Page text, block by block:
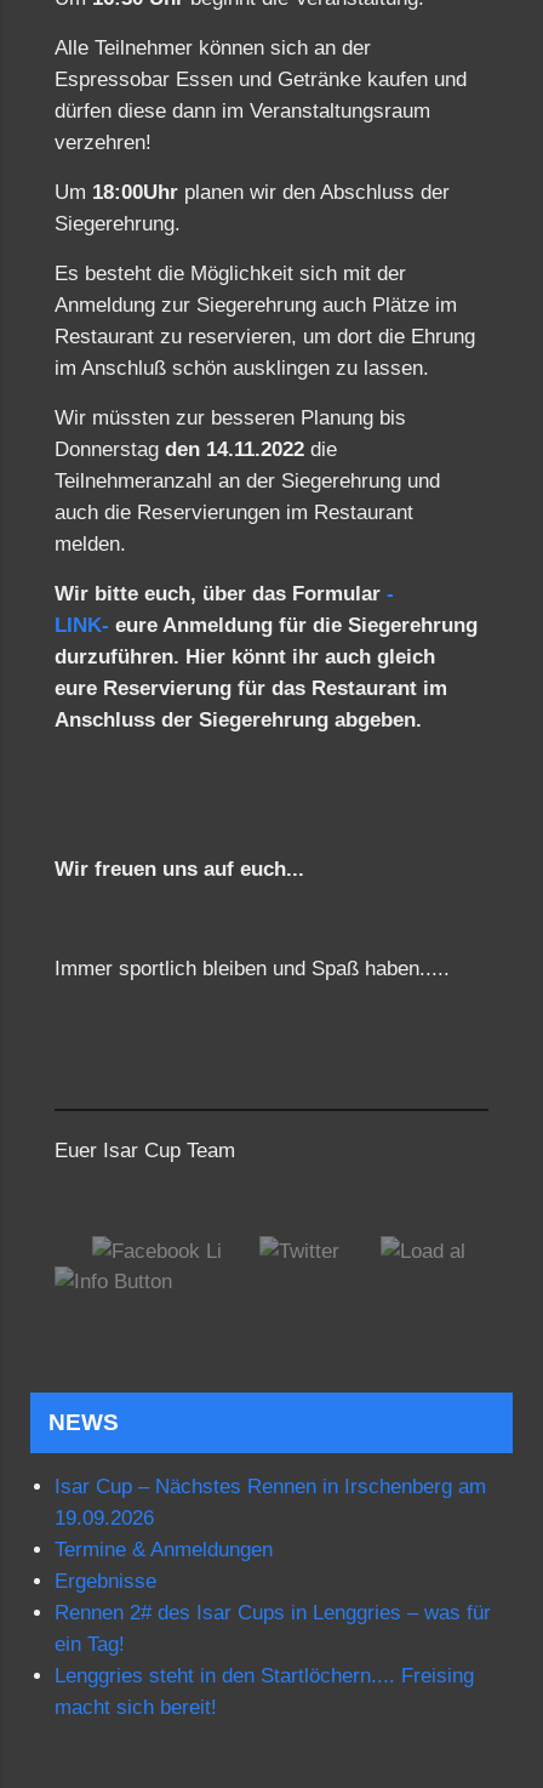
Alle Teilnehmer können sich an der
Espressobar Essen und Getränke kaufen und
dürfen diese dann im Veranstaltungsraum
verzehren!
Um 18:00Uhr planen wir den Abschluss der
Siegerehrung.
Es besteht die Möglichkeit sich mit der
Anmeldung zur Siegerehrung auch Plätze im
Restaurant zu reservieren, um dort die Ehrung
im Anschluß schön ausklingen zu lassen.
Wir müssten zur besseren Planung bis
Donnerstag den 14.11.2022 die
Teilnehmeranzahl an der Siegerehrung und
auch die Reservierungen im Restaurant
melden.
Wir bitte euch, über das Formular -
LINK- eure Anmeldung für die Siegerehrung
durzuführen. Hier könnt ihr auch gleich
eure Reservierung für das Restaurant im
Anschluss der Siegerehrung abgeben.
Wir freuen uns auf euch...
Immer sportlich bleiben und Spaß haben.....
Euer Isar Cup Team
NEWS
Isar Cup – Nächstes Rennen in Irschenberg am
19.09.2026
Termine & Anmeldungen
Ergebnisse
Rennen 2# des Isar Cups in Lenggries – was für
ein Tag!
Lenggries steht in den Startlöchern.... Freising
macht sich bereit!